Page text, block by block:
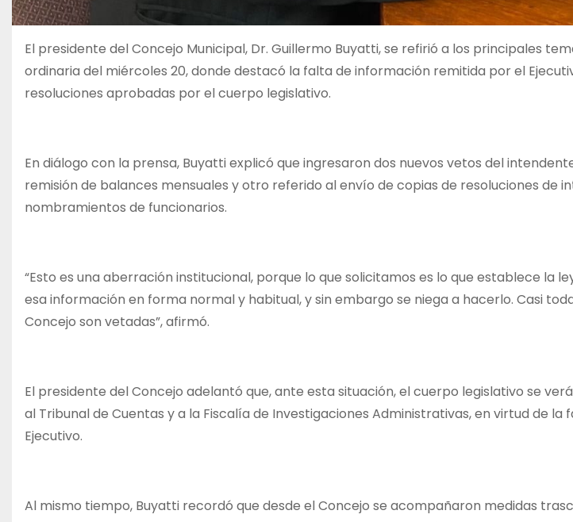
El presidente del Concejo Municipal, Dr. Guillermo Buyatti, se refirió a los principales
ordinaria del miércoles 20, donde destacó la falta de información remitida por el
resoluciones aprobadas por el cuerpo legislativo.
En diálogo con la prensa, Buyatti explicó que ingresaron dos nuevos vetos del
remisión de balances mensuales y otro referido al envío de copias de resoluciones de
nombramientos de funcionarios.
“Esto es una aberración institucional, porque lo que solicitamos es lo que establece la
esa información en forma normal y habitual, y sin embargo se niega a hacerlo. Casi
Concejo son vetadas”, afirmó.
El presidente del Concejo adelantó que, ante esta situación, el cuerpo legislativo se
al Tribunal de Cuentas y a la Fiscalía de Investigaciones Administrativas, en virtud de
Ejecutivo.
Al mismo tiempo, Buyatti recordó que desde el Concejo se acompañaron medidas